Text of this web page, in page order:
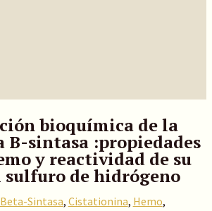
bioquímica de la
sintasa :propiedades
y reactividad de su
sulfuro de hidrógeno
Beta-Sintasa, Cistationina, Hemo,